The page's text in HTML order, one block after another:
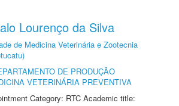
Lourenço da Silva
de Medicina Veterinária e Zootecnia
DE PRODUÇÃO
VETERINÁRIA PREVENTIVA
Category: RTC Academic title: